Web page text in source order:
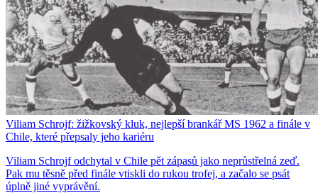
Viliam Schrojf: žižkovský kluk, nejlepší brankář MS 1962 a finále v
Chile, které přepsaly jeho kariéru
Viliam Schrojf odchytal v Chile pět zápasů jako neprůstřelná zeď.
Pak mu těsně před finále vtiskli do rukou trofej, a začalo se psát
úplně jiné vyprávění.